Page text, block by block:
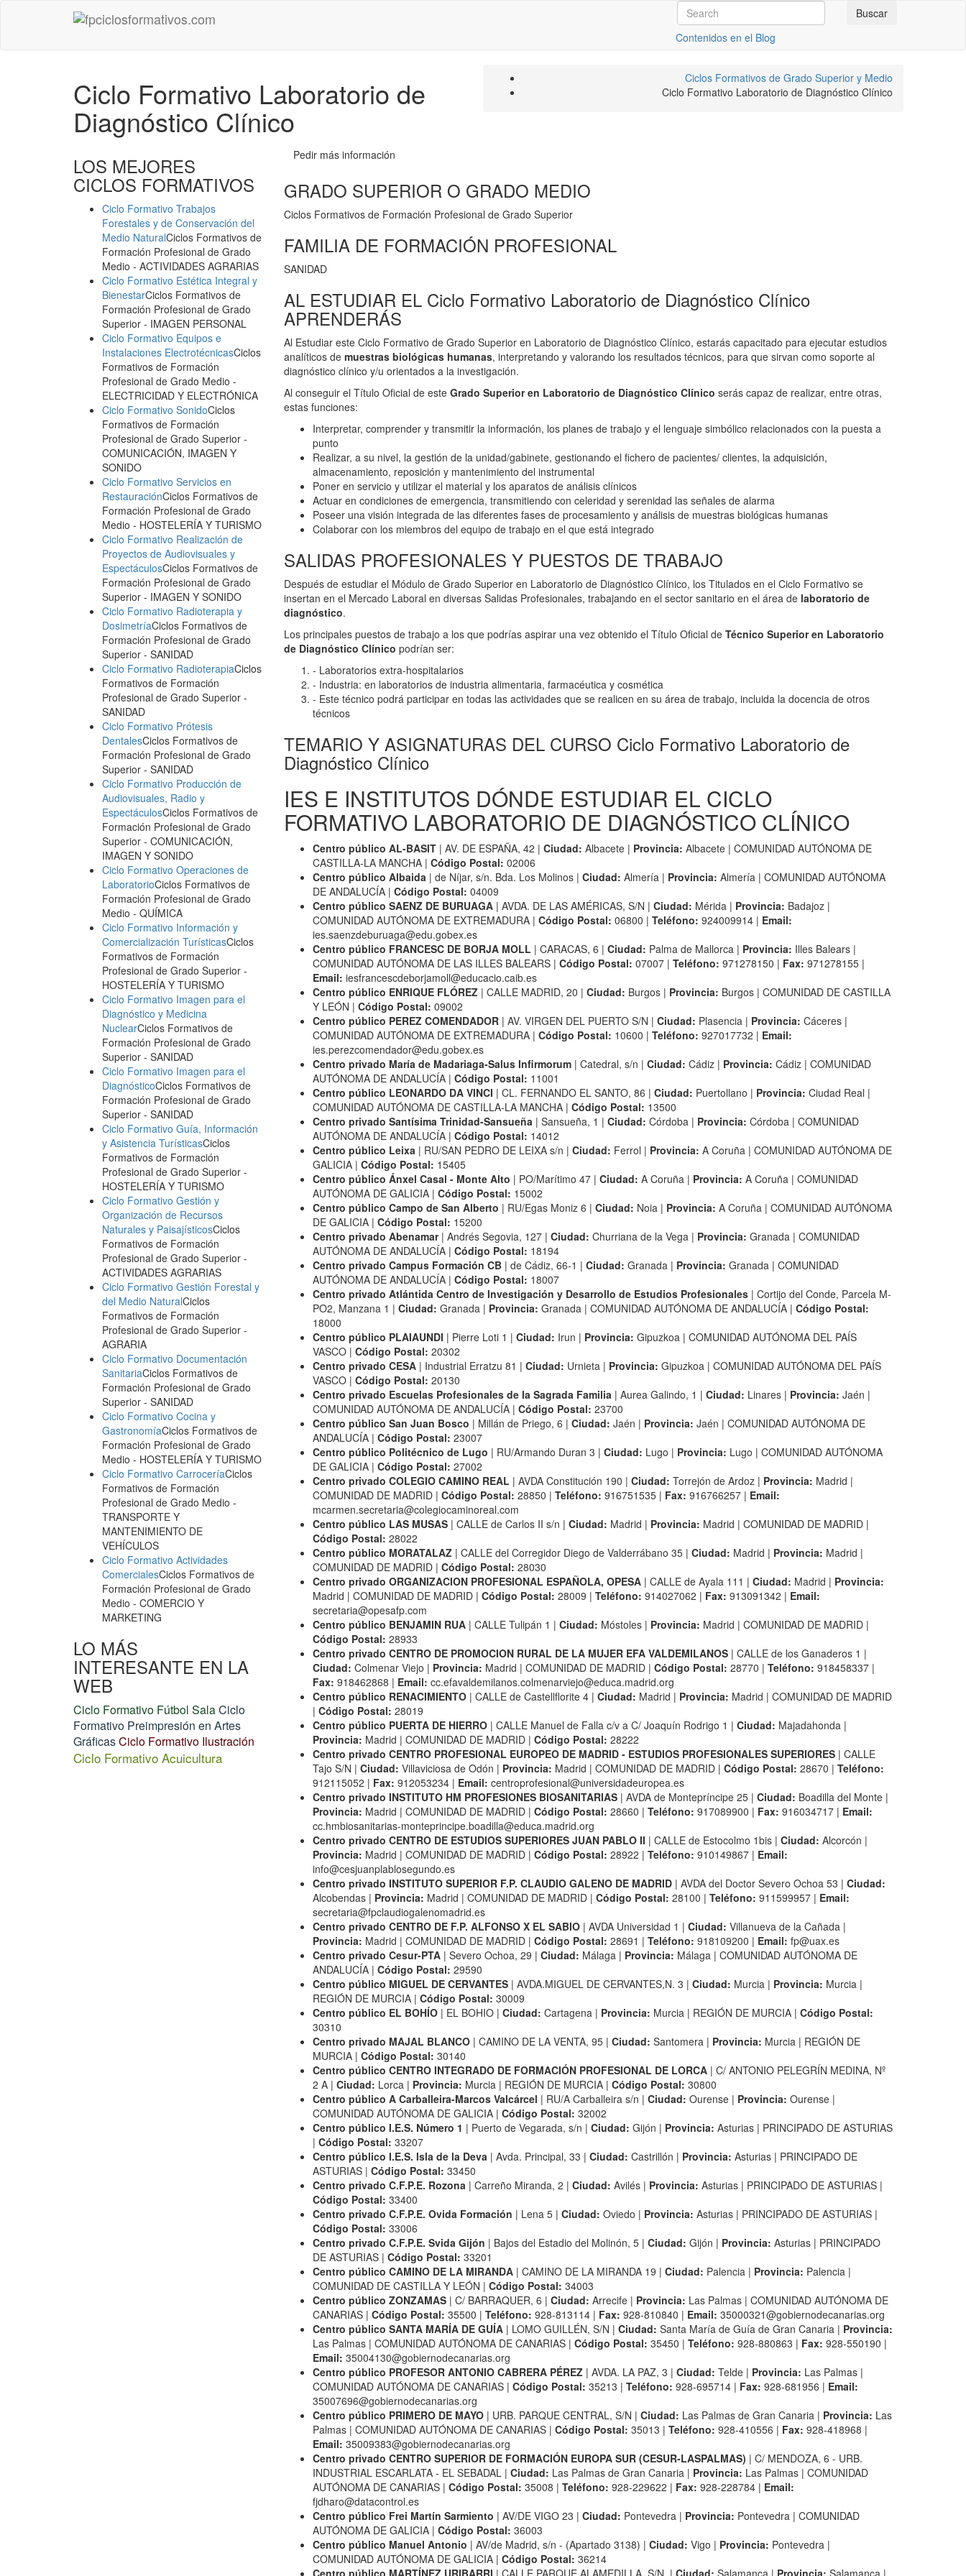
Contenidos en el Blog
Ciclo Formativo Laboratorio de
Diagnóstico Clínico
Ciclos Formativos de Grado Superior y Medio
Ciclo Formativo Laboratorio de Diagnóstico Clínico
Pedir más información
GRADO SUPERIOR O GRADO MEDIO
Ciclos Formativos de Formación Profesional de Grado Superior
FAMILIA DE FORMACIÓN PROFESIONAL
SANIDAD
AL ESTUDIAR EL Ciclo Formativo Laboratorio de Diagnóstico Clínico
APRENDERÁS
Al Estudiar este Ciclo Formativo de Grado Superior en Laboratorio de Diagnóstico Clínico, estarás capacitado para ejecutar estudios
analíticos de muestras biológicas humanas, interpretando y valorando los resultados técnicos, para que sirvan como soporte al
diagnóstico clínico y/u orientados a la investigación.
Al conseguir el Título Oficial de este Grado Superior en Laboratorio de Diagnóstico Clínico serás capaz de realizar, entre otras,
estas funciones:
Interpretar, comprender y transmitir la información, los planes de trabajo y el lenguaje simbólico relacionados con la puesta a
punto
Realizar, a su nivel, la gestión de la unidad/gabinete, gestionando el fichero de pacientes/ clientes, la adquisición,
almacenamiento, reposición y mantenimiento del instrumental
Poner en servicio y utilizar el material y los aparatos de análisis clínicos
Actuar en condiciones de emergencia, transmitiendo con celeridad y serenidad las señales de alarma
Poseer una visión integrada de las diferentes fases de procesamiento y análisis de muestras biológicas humanas
Colaborar con los miembros del equipo de trabajo en el que está integrado
SALIDAS PROFESIONALES Y PUESTOS DE TRABAJO
Después de estudiar el Módulo de Grado Superior en Laboratorio de Diagnóstico Clínico, los Titulados en el Ciclo Formativo se
insertan en el Mercado Laboral en diversas Salidas Profesionales, trabajando en el sector sanitario en el área de laboratorio de
diagnóstico.
Los principales puestos de trabajo a los que podrías aspirar una vez obtenido el Título Oficial de Técnico Superior en Laboratorio
de Diagnóstico Clínico podrían ser:
- Laboratorios extra-hospitalarios
- Industria: en laboratorios de industria alimentaria, farmacéutica y cosmética
- Este técnico podrá participar en todas las actividades que se realicen en su área de trabajo, incluida la docencia de otros
técnicos
TEMARIO Y ASIGNATURAS DEL CURSO Ciclo Formativo Laboratorio de
Diagnóstico Clínico
IES E INSTITUTOS DÓNDE ESTUDIAR EL CICLO
FORMATIVO LABORATORIO DE DIAGNÓSTICO CLÍNICO
Centro público AL-BASIT| AV. DE ESPAÑA, 42 | Ciudad: Albacete | Provincia: Albacete | COMUNIDAD AUTÓNOMA DE
CASTILLA-LA MANCHA | Código Postal: 02006
Centro público Albaida| de Níjar, s/n. Bda. Los Molinos | Ciudad: Almería | Provincia: Almería | COMUNIDAD AUTÓNOMA
DE ANDALUCÍA | Código Postal: 04009
Centro público SAENZ DE BURUAGA| AVDA. DE LAS AMÉRICAS, S/N | Ciudad: Mérida | Provincia: Badajoz |
COMUNIDAD AUTÓNOMA DE EXTREMADURA | Código Postal: 06800 | Teléfono: 924009914 | Email:
ies.saenzdeburuaga@edu.gobex.es
Centro público FRANCESC DE BORJA MOLL | CARACAS, 6 | Ciudad: Palma de Mallorca | Provincia: Illes Balears |
COMUNIDAD AUTÓNOMA DE LAS ILLES BALEARS | Código Postal: 07007 | Teléfono: 971278150 | Fax: 971278155 |
Email: iesfrancescdeborjamoll@educacio.caib.es
Centro público ENRIQUE FLÓREZ | CALLE MADRID, 20 | Ciudad: Burgos | Provincia: Burgos | COMUNIDAD DE CASTILLA
Y LEÓN | Código Postal: 09002
Centro público PEREZ COMENDADOR| AV. VIRGEN DEL PUERTO S/N | Ciudad: Plasencia | Provincia: Cáceres |
COMUNIDAD AUTÓNOMA DE EXTREMADURA | Código Postal: 10600 | Teléfono: 927017732 | Email:
ies.perezcomendador@edu.gobex.es
Centro privado María de Madariaga-Salus Infirmorum| Catedral, s/n | Ciudad: Cádiz | Provincia: Cádiz | COMUNIDAD
AUTÓNOMA DE ANDALUCÍA | Código Postal: 11001
Centro público LEONARDO DA VINCI | CL. FERNANDO EL SANTO, 86 | Ciudad: Puertollano | Provincia: Ciudad Real |
COMUNIDAD AUTÓNOMA DE CASTILLA-LA MANCHA | Código Postal: 13500
Centro privado Santísima Trinidad-Sansueña| Sansueña, 1 | Ciudad: Córdoba | Provincia: Córdoba | COMUNIDAD
AUTÓNOMA DE ANDALUCÍA | Código Postal: 14012
Centro público Leixa| RU/SAN PEDRO DE LEIXA s/n | Ciudad: Ferrol | Provincia: A Coruña | COMUNIDAD AUTÓNOMA DE
GALICIA | Código Postal: 15405
Centro público Ánxel Casal - Monte Alto | PO/Marítimo 47 | Ciudad: A Coruña | Provincia: A Coruña | COMUNIDAD
AUTÓNOMA DE GALICIA | Código Postal: 15002
Centro público Campo de San Alberto | RU/Egas Moniz 6 | Ciudad: Noia | Provincia: A Coruña | COMUNIDAD AUTÓNOMA
DE GALICIA | Código Postal: 15200
Centro privado Abenamar| Andrés Segovia, 127 | Ciudad: Churriana de la Vega | Provincia: Granada | COMUNIDAD
AUTÓNOMA DE ANDALUCÍA | Código Postal: 18194
Centro privado Campus Formación CB| de Cádiz, 66-1 | Ciudad: Granada | Provincia: Granada | COMUNIDAD
AUTÓNOMA DE ANDALUCÍA | Código Postal: 18007
Centro privado Atlántida Centro de Investigación y Desarrollo de Estudios Profesionales| Cortijo del Conde, Parcela M-
PO2, Manzana 1 | Ciudad: Granada | Provincia: Granada | COMUNIDAD AUTÓNOMA DE ANDALUCÍA | Código Postal:
18000
Centro público PLAIAUNDI | Pierre Loti 1 | Ciudad: Irun | Provincia: Gipuzkoa | COMUNIDAD AUTÓNOMA DEL PAÍS
VASCO | Código Postal: 20302
Centro privado CESA| Industrial Erratzu 81 | Ciudad: Urnieta | Provincia: Gipuzkoa | COMUNIDAD AUTÓNOMA DEL PAÍS
VASCO | Código Postal: 20130
Centro privado Escuelas Profesionales de la Sagrada Familia| Aurea Galindo, 1 | Ciudad: Linares | Provincia: Jaén |
COMUNIDAD AUTÓNOMA DE ANDALUCÍA | Código Postal: 23700
Centro público San Juan Bosco | Millán de Priego, 6 | Ciudad: Jaén | Provincia: Jaén | COMUNIDAD AUTÓNOMA DE
ANDALUCÍA | Código Postal: 23007
Centro público Politécnico de Lugo | RU/Armando Duran 3 | Ciudad: Lugo | Provincia: Lugo | COMUNIDAD AUTÓNOMA
DE GALICIA | Código Postal: 27002
Centro privado COLEGIO CAMINO REAL | AVDA Constitución 190 | Ciudad: Torrejón de Ardoz | Provincia: Madrid |
COMUNIDAD DE MADRID | Código Postal: 28850 | Teléfono: 916751535 | Fax: 916766257 | Email:
mcarmen.secretaria@colegiocaminoreal.com
Centro público LAS MUSAS| CALLE de Carlos II s/n | Ciudad: Madrid | Provincia: Madrid | COMUNIDAD DE MADRID |
Código Postal: 28022
Centro público MORATALAZ | CALLE del Corregidor Diego de Valderrábano 35 | Ciudad: Madrid | Provincia: Madrid |
COMUNIDAD DE MADRID | Código Postal: 28030
Centro privado ORGANIZACION PROFESIONAL ESPAÑOLA, OPESA| CALLE de Ayala 111 | Ciudad: Madrid | Provincia:
Madrid | COMUNIDAD DE MADRID | Código Postal: 28009 | Teléfono: 914027062 | Fax: 913091342 | Email:
secretaria@opesafp.com
Centro público BENJAMIN RUA| CALLE Tulipán 1 | Ciudad: Móstoles | Provincia: Madrid | COMUNIDAD DE MADRID |
Código Postal: 28933
Centro privado CENTRO DE PROMOCION RURAL DE LA MUJER EFA VALDEMILANOS| CALLE de los Ganaderos 1 |
Ciudad: Colmenar Viejo | Provincia: Madrid | COMUNIDAD DE MADRID | Código Postal: 28770 | Teléfono: 918458337 |
Fax: 918462868 | Email: cc.efavaldemilanos.colmenarviejo@educa.madrid.org
Centro público RENACIMIENTO| CALLE de Castellflorite 4 | Ciudad: Madrid | Provincia: Madrid | COMUNIDAD DE MADRID
| Código Postal: 28019
Centro público PUERTA DE HIERRO| CALLE Manuel de Falla c/v a C/ Joaquín Rodrigo 1 | Ciudad: Majadahonda |
Provincia: Madrid | COMUNIDAD DE MADRID | Código Postal: 28222
Centro privado CENTRO PROFESIONAL EUROPEO DE MADRID - ESTUDIOS PROFESIONALES SUPERIORES| CALLE
Tajo S/N | Ciudad: Villaviciosa de Odón | Provincia: Madrid | COMUNIDAD DE MADRID | Código Postal: 28670 | Teléfono:
912115052 | Fax: 912053234 | Email: centroprofesional@universidadeuropea.es
Centro privado INSTITUTO HM PROFESIONES BIOSANITARIAS| AVDA de Montepríncipe 25 | Ciudad: Boadilla del Monte |
Provincia: Madrid | COMUNIDAD DE MADRID | Código Postal: 28660 | Teléfono: 917089900 | Fax: 916034717 | Email:
cc.hmbiosanitarias-monteprincipe.boadilla@educa.madrid.org
Centro privado CENTRO DE ESTUDIOS SUPERIORES JUAN PABLO II | CALLE de Estocolmo 1bis | Ciudad: Alcorcón |
Provincia: Madrid | COMUNIDAD DE MADRID | Código Postal: 28922 | Teléfono: 910149867 | Email:
info@cesjuanplablosegundo.es
Centro privado INSTITUTO SUPERIOR F.P. CLAUDIO GALENO DE MADRID| AVDA del Doctor Severo Ochoa 53 | Ciudad:
Alcobendas | Provincia: Madrid | COMUNIDAD DE MADRID | Código Postal: 28100 | Teléfono: 911599957 | Email:
secretaria@fpclaudiogalenomadrid.es
Centro privado CENTRO DE F.P. ALFONSO X EL SABIO| AVDA Universidad 1 | Ciudad: Villanueva de la Cañada |
Provincia: Madrid | COMUNIDAD DE MADRID | Código Postal: 28691 | Teléfono: 918109200 | Email: fp@uax.es
Centro privado Cesur-PTA| Severo Ochoa, 29 | Ciudad: Málaga | Provincia: Málaga | COMUNIDAD AUTÓNOMA DE
ANDALUCÍA | Código Postal: 29590
Centro público MIGUEL DE CERVANTES| AVDA.MIGUEL DE CERVANTES,N. 3 | Ciudad: Murcia | Provincia: Murcia |
REGIÓN DE MURCIA | Código Postal: 30009
Centro público EL BOHÍO| EL BOHIO | Ciudad: Cartagena | Provincia: Murcia | REGIÓN DE MURCIA | Código Postal:
30310
Centro privado MAJAL BLANCO| CAMINO DE LA VENTA, 95 | Ciudad: Santomera | Provincia: Murcia | REGIÓN DE
MURCIA | Código Postal: 30140
Centro público CENTRO INTEGRADO DE FORMACIÓN PROFESIONAL DE LORCA| C/ ANTONIO PELEGRÍN MEDINA, Nº
2 A | Ciudad: Lorca | Provincia: Murcia | REGIÓN DE MURCIA | Código Postal: 30800
Centro público A Carballeira-Marcos Valcárcel | RU/A Carballeira s/n | Ciudad: Ourense | Provincia: Ourense |
COMUNIDAD AUTÓNOMA DE GALICIA | Código Postal: 32002
Centro público I.E.S. Número 1 | Puerto de Vegarada, s/n | Ciudad: Gijón | Provincia: Asturias | PRINCIPADO DE ASTURIAS
| Código Postal: 33207
Centro público I.E.S. Isla de la Deva| Avda. Principal, 33 | Ciudad: Castrillón | Provincia: Asturias | PRINCIPADO DE
ASTURIAS | Código Postal: 33450
Centro privado C.F.P.E. Rozona| Carreño Miranda, 2 | Ciudad: Avilés | Provincia: Asturias | PRINCIPADO DE ASTURIAS |
Código Postal: 33400
Centro privado C.F.P.E. Ovida Formación | Lena 5 | Ciudad: Oviedo | Provincia: Asturias | PRINCIPADO DE ASTURIAS |
Código Postal: 33006
Centro privado C.F.P.E. Svida Gijón | Bajos del Estadio del Molinón, 5 | Ciudad: Gijón | Provincia: Asturias | PRINCIPADO
DE ASTURIAS | Código Postal: 33201
Centro público CAMINO DE LA MIRANDA| CAMINO DE LA MIRANDA 19 | Ciudad: Palencia | Provincia: Palencia |
COMUNIDAD DE CASTILLA Y LEÓN | Código Postal: 34003
Centro público ZONZAMAS| C/ BARRAQUER, 6 | Ciudad: Arrecife | Provincia: Las Palmas | COMUNIDAD AUTÓNOMA DE
CANARIAS | Código Postal: 35500 | Teléfono: 928-813114 | Fax: 928-810840 | Email: 35000321@gobiernodecanarias.org
Centro público SANTA MARÍA DE GUÍA| LOMO GUILLÉN, S/N | Ciudad: Santa María de Guía de Gran Canaria | Provincia:
Las Palmas | COMUNIDAD AUTÓNOMA DE CANARIAS | Código Postal: 35450 | Teléfono: 928-880863 | Fax: 928-550190 |
Email: 35004130@gobiernodecanarias.org
Centro público PROFESOR ANTONIO CABRERA PÉREZ | AVDA. LA PAZ, 3 | Ciudad: Telde | Provincia: Las Palmas |
COMUNIDAD AUTÓNOMA DE CANARIAS | Código Postal: 35213 | Teléfono: 928-695714 | Fax: 928-681956 | Email:
35007696@gobiernodecanarias.org
Centro público PRIMERO DE MAYO| URB. PARQUE CENTRAL, S/N | Ciudad: Las Palmas de Gran Canaria | Provincia: Las
Palmas | COMUNIDAD AUTÓNOMA DE CANARIAS | Código Postal: 35013 | Teléfono: 928-410556 | Fax: 928-418968 |
Email: 35009383@gobiernodecanarias.org
Centro privado CENTRO SUPERIOR DE FORMACIÓN EUROPA SUR (CESUR-LASPALMAS) | C/ MENDOZA, 6 - URB.
INDUSTRIAL ESCARLATA - EL SEBADAL | Ciudad: Las Palmas de Gran Canaria | Provincia: Las Palmas | COMUNIDAD
AUTÓNOMA DE CANARIAS | Código Postal: 35008 | Teléfono: 928-229622 | Fax: 928-228784 | Email:
fjdharo@datacontrol.es
Centro público Frei Martín Sarmiento | AV/DE VIGO 23 | Ciudad: Pontevedra | Provincia: Pontevedra | COMUNIDAD
AUTÓNOMA DE GALICIA | Código Postal: 36003
Centro público Manuel Antonio | AV/de Madrid, s/n - (Apartado 3138) | Ciudad: Vigo | Provincia: Pontevedra |
COMUNIDAD AUTÓNOMA DE GALICIA | Código Postal: 36214
Centro público MARTÍNEZ URIBARRI | CALLE PARQUE ALAMEDILLA, S/N. | Ciudad: Salamanca | Provincia: Salamanca |
LOS MEJORES
CICLOS FORMATIVOS
Ciclo Formativo Trabajos
Forestales y de Conservación del
Medio NaturalCiclos Formativos de
Formación Profesional de Grado
Medio - ACTIVIDADES AGRARIAS
Ciclo Formativo Estética Integral y
BienestarCiclos Formativos de
Formación Profesional de Grado
Superior - IMAGEN PERSONAL
Ciclo Formativo Equipos e
Instalaciones ElectrotécnicasCiclos
Formativos de Formación
Profesional de Grado Medio -
ELECTRICIDAD Y ELECTRÓNICA
Ciclo Formativo SonidoCiclos
Formativos de Formación
Profesional de Grado Superior -
COMUNICACIÓN, IMAGEN Y
SONIDO
Ciclo Formativo Servicios en
RestauraciónCiclos Formativos de
Formación Profesional de Grado
Medio - HOSTELERÍA Y TURISMO
Ciclo Formativo Realización de
Proyectos de Audiovisuales y
EspectáculosCiclos Formativos de
Formación Profesional de Grado
Superior - IMAGEN Y SONIDO
Ciclo Formativo Radioterapia y
DosimetríaCiclos Formativos de
Formación Profesional de Grado
Superior - SANIDAD
Ciclo Formativo RadioterapiaCiclos
Formativos de Formación
Profesional de Grado Superior -
SANIDAD
Ciclo Formativo Prótesis
DentalesCiclos Formativos de
Formación Profesional de Grado
Superior - SANIDAD
Ciclo Formativo Producción de
Audiovisuales, Radio y
EspectáculosCiclos Formativos de
Formación Profesional de Grado
Superior - COMUNICACIÓN,
IMAGEN Y SONIDO
Ciclo Formativo Operaciones de
LaboratorioCiclos Formativos de
Formación Profesional de Grado
Medio - QUÍMICA
Ciclo Formativo Información y
Comercialización TurísticasCiclos
Formativos de Formación
Profesional de Grado Superior -
HOSTELERÍA Y TURISMO
Ciclo Formativo Imagen para el
Diagnóstico y Medicina
NuclearCiclos Formativos de
Formación Profesional de Grado
Superior - SANIDAD
Ciclo Formativo Imagen para el
DiagnósticoCiclos Formativos de
Formación Profesional de Grado
Superior - SANIDAD
Ciclo Formativo Guía, Información
y Asistencia TurísticasCiclos
Formativos de Formación
Profesional de Grado Superior -
HOSTELERÍA Y TURISMO
Ciclo Formativo Gestión y
Organización de Recursos
Naturales y PaisajísticosCiclos
Formativos de Formación
Profesional de Grado Superior -
ACTIVIDADES AGRARIAS
Ciclo Formativo Gestión Forestal y
del Medio NaturalCiclos
Formativos de Formación
Profesional de Grado Superior -
AGRARIA
Ciclo Formativo Documentación
SanitariaCiclos Formativos de
Formación Profesional de Grado
Superior - SANIDAD
Ciclo Formativo Cocina y
GastronomíaCiclos Formativos de
Formación Profesional de Grado
Medio - HOSTELERÍA Y TURISMO
Ciclo Formativo CarroceríaCiclos
Formativos de Formación
Profesional de Grado Medio -
TRANSPORTE Y
MANTENIMIENTO DE
VEHÍCULOS
Ciclo Formativo Actividades
ComercialesCiclos Formativos de
Formación Profesional de Grado
Medio - COMERCIO Y
MARKETING
LO MÁS
INTERESANTE EN LA
WEB
Ciclo Formativo Fútbol SalaCiclo
Formativo Preimpresión en Artes
GráficasCiclo Formativo Ilustración
Ciclo Formativo Acuicultura